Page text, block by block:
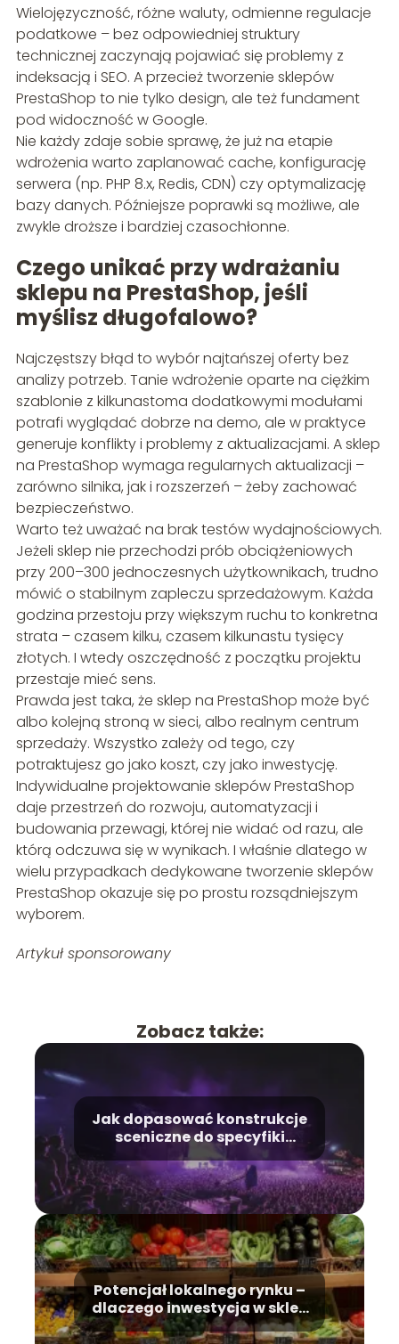
Wielojęzyczność, różne waluty, odmienne regulacje
podatkowe – bez odpowiedniej struktury
technicznej zaczynają pojawiać się problemy z
indeksacją i SEO. A przecież tworzenie sklepów
PrestaShop to nie tylko design, ale też fundament
pod widoczność w Google.
Nie każdy zdaje sobie sprawę, że już na etapie
wdrożenia warto zaplanować cache, konfigurację
serwera (np. PHP 8.x, Redis, CDN) czy optymalizację
bazy danych. Późniejsze poprawki są możliwe, ale
zwykle droższe i bardziej czasochłonne.
Czego unikać przy wdrażaniu
sklepu na PrestaShop, jeśli
myślisz długofalowo?
Najczęstszy błąd to wybór najtańszej oferty bez
analizy potrzeb. Tanie wdrożenie oparte na ciężkim
szablonie z kilkunastoma dodatkowymi modułami
potrafi wyglądać dobrze na demo, ale w praktyce
generuje konflikty i problemy z aktualizacjami. A sklep
na PrestaShop wymaga regularnych aktualizacji –
zarówno silnika, jak i rozszerzeń – żeby zachować
bezpieczeństwo.
Warto też uważać na brak testów wydajnościowych.
Jeżeli sklep nie przechodzi prób obciążeniowych
przy 200–300 jednoczesnych użytkownikach, trudno
mówić o stabilnym zapleczu sprzedażowym. Każda
godzina przestoju przy większym ruchu to konkretna
strata – czasem kilku, czasem kilkunastu tysięcy
złotych. I wtedy oszczędność z początku projektu
przestaje mieć sens.
Prawda jest taka, że sklep na PrestaShop może być
albo kolejną stroną w sieci, albo realnym centrum
sprzedaży. Wszystko zależy od tego, czy
potraktujesz go jako koszt, czy jako inwestycję.
Indywidualne projektowanie sklepów PrestaShop
daje przestrzeń do rozwoju, automatyzacji i
budowania przewagi, której nie widać od razu, ale
którą odczuwa się w wynikach. I właśnie dlatego w
wielu przypadkach dedykowane tworzenie sklepów
PrestaShop okazuje się po prostu rozsądniejszym
wyborem.
Artykuł sponsorowany
Zobacz także:
Jak dopasować konstrukcje
sceniczne do specyfiki
lokalizacji?
Potencjał lokalnego rynku –
dlaczego inwestycja w sklep
spożywczy w mniejszej